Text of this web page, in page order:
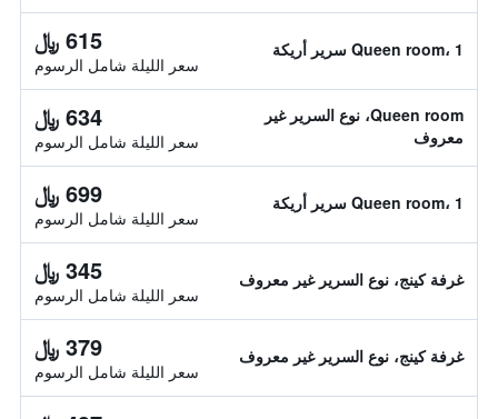
Queen room، 1 سرير أريكة 615 ﷼
سعر الليلة شامل الرسوم
Queen room، نوع السرير غير
معروف
634 ﷼
سعر الليلة شامل الرسوم
Queen room، 1 سرير أريكة 699 ﷼
سعر الليلة شامل الرسوم
غرفة كينج، نوع السرير غير معروف 345 ﷼
سعر الليلة شامل الرسوم
غرفة كينج، نوع السرير غير معروف 379 ﷼
سعر الليلة شامل الرسوم